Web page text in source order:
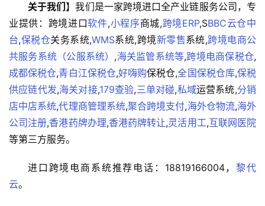
境
医
药
保
税
仓
储
智
关于我们】我们是一家跨境进口全产业链服务公司，专
业提供：跨境进口软件,小程序商城,跨境ERP,SBBC云仓中
台,保税仓关务系统,WMS系统,跨境新零售系统,跨境电商公
共服务系统（公服系统） ,海关监管系统等,跨境电商保税仓,
成都保税仓,青白江保税仓,好嗨购保税仓,全国保税仓库,保税
供应链代发,海关对接,179查验,三单对碰,私域运营系统,分销
店中店系统,代理商管理系统,聚合跨境支付,海外仓物流,海外
公司注册,香港药牌办理,香港药牌转让,灵活用工,互联网医院
等第三方服务。
进口跨境电商系统推荐电话：18819166004，黎代
云。